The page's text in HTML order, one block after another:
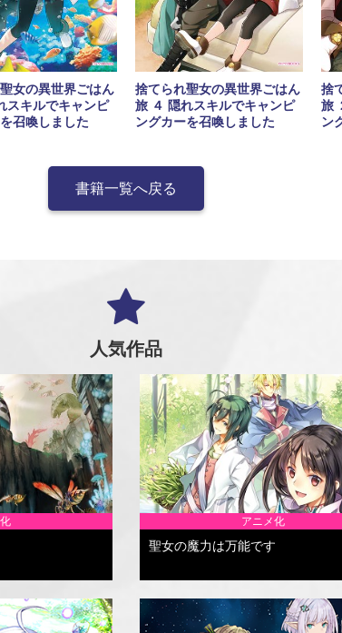
女の異世界ごはん
スキルでキャンピ
召喚しました
捨てられ聖女の異世界ごはん
旅 ４ 隠れスキルでキャンピ
ングカーを召喚しました
捨
旅
ン
書籍一覧へ戻る
人気作品
アニメ化
聖女の魔力は万能です